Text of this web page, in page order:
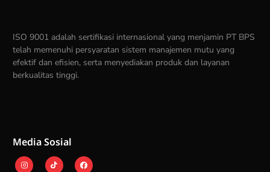
ISO 9001 adalah sertifikasi internasional yang menjamin PT BPS
telah memenuhi persyaratan sistem manajemen mutu yang
efektif dan efisien, serta menyediakan produk dan layanan
berkualitas tinggi.
Media Sosial